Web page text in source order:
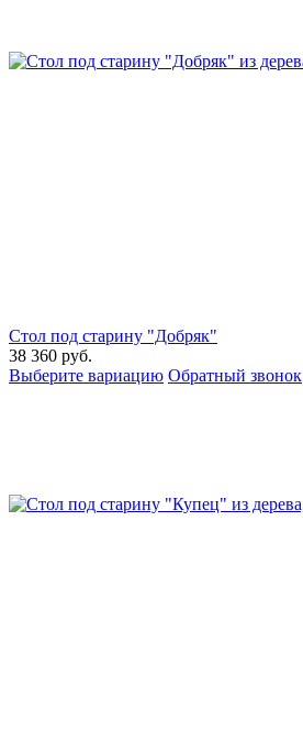
Стол под старину "Добряк"
38 360 руб.
Выберите вариацию Обратный звонок